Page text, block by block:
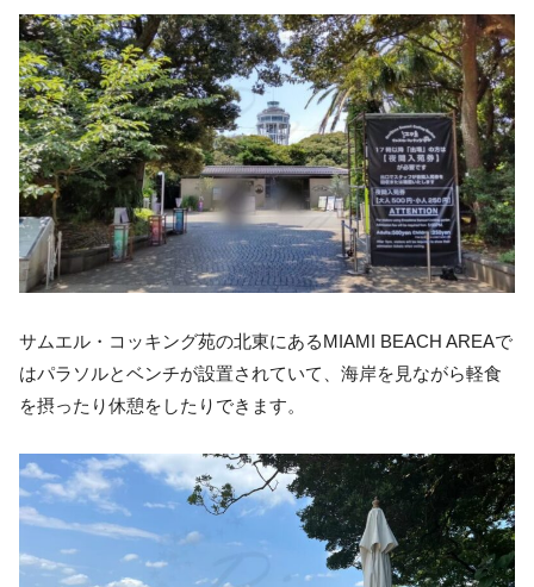
サムエル・コッキング苑の北東にあるMIAMI BEACH AREAで
はパラソルとベンチが設置されていて、海岸を見ながら軽食
を摂ったり休憩をしたりできます。